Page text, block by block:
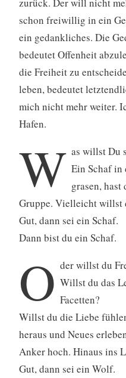
schon freiwillig in ein
ein gedankliches. Die
bedeutet Offenheit
die Freiheit zu
leben, bedeutet
mich nicht mehr weiter.
Hafen.
W as willst Du
Ein Schaf in
grasen, hast
Gruppe. Vielleicht willst
Gut, dann sei ein Schaf.
Dann bist du ein Schaf.
O der willst du
Willst du das
Facetten?
Willst du die Liebe
heraus und Neues
Anker hoch. Hinaus ins
Gut, dann sei ein Wolf.